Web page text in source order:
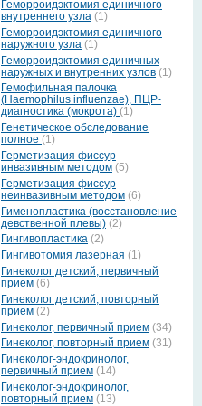
Геморроидэктомия единичного
внутреннего узла (1)
Геморроидэктомия единичного
наружного узла (1)
Геморроидэктомия единичных
наружных и внутренних узлов (1)
Гемофильная палочка
(Haemophilus influenzae), ПЦР-
диагностика (мокрота) (1)
Генетическое обследование
полное (1)
Герметизация фиссур
инвазивным методом (5)
Герметизация фиссур
неинвазивным методом (6)
Гименопластика (восстановление
девственной плевы) (2)
Гингивопластика (2)
Гингивотомия лазерная (1)
Гинеколог детский, первичный
прием (6)
Гинеколог детский, повторный
прием (2)
Гинеколог, первичный прием (34)
Гинеколог, повторный прием (31)
Гинеколог-эндокринолог,
первичный прием (14)
Гинеколог-эндокринолог,
повторный прием (13)